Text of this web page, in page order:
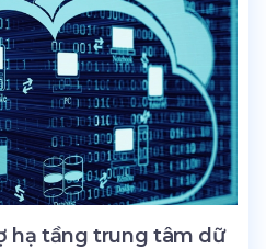
hạ tầng trung tâm dữ